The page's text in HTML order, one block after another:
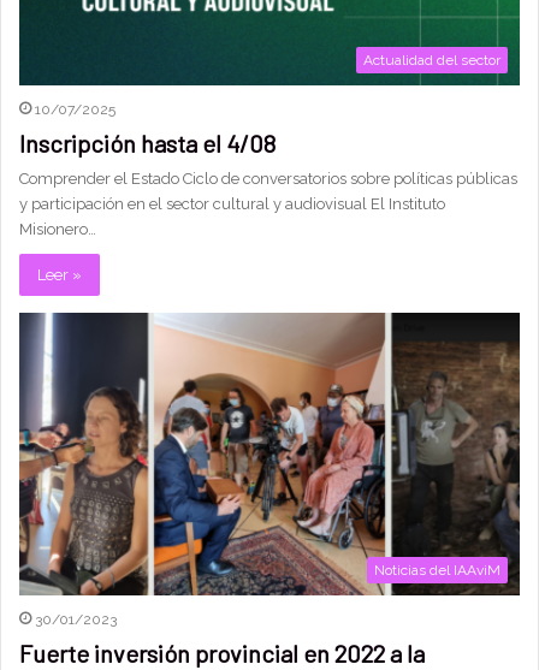
Actualidad del sector
10/07/2025
Inscripción hasta el 4/08
Comprender el Estado Ciclo de conversatorios sobre políticas públicas
y participación en el sector cultural y audiovisual El Instituto
Misionero…
Leer »
Noticias del IAAviM
30/01/2023
Fuerte inversión provincial en 2022 a la